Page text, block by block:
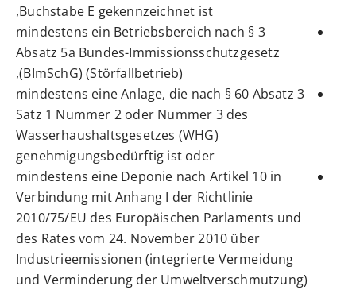
Buchstabe E gekennzeichnet ist,
mindestens ein Betriebsbereich nach § 3
Absatz 5a Bundes-Immissionsschutzgesetz
(BImSchG) (Störfallbetrieb),
mindestens eine Anlage, die nach § 60 Absatz 3
Satz 1 Nummer 2 oder Nummer 3 des
Wasserhaushaltsgesetzes (WHG)
genehmigungsbedürftig ist oder
mindestens eine Deponie nach Artikel 10 in
Verbindung mit Anhang I der Richtlinie
2010/75/EU des Europäischen Parlaments und
des Rates vom 24. November 2010 über
Industrieemissionen (integrierte Vermeidung
und Verminderung der Umweltverschmutzung)